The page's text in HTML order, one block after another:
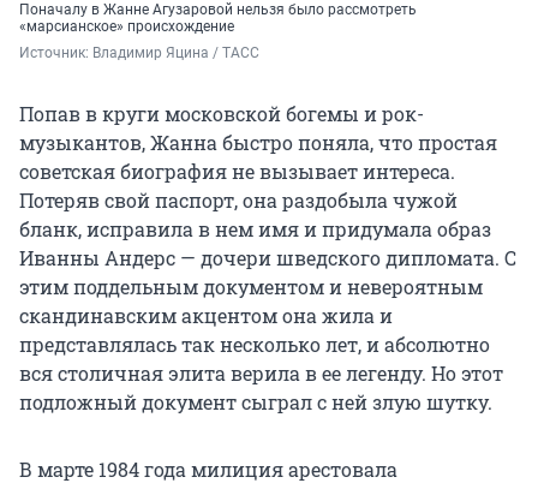
Поначалу в Жанне Агузаровой нельзя было рассмотреть
«марсианское» происхождение
Источник: Владимир Яцина / ТАСС
Попав в круги московской богемы и рок-
музыкантов, Жанна быстро поняла, что простая
советская биография не вызывает интереса.
Потеряв свой паспорт, она раздобыла чужой
бланк, исправила в нем имя и придумала образ
Иванны Андерс — дочери шведского дипломата. С
этим поддельным документом и невероятным
скандинавским акцентом она жила и
представлялась так несколько лет, и абсолютно
вся столичная элита верила в ее легенду. Но этот
подложный документ сыграл с ней злую шутку.
В марте 1984 года милиция арестовала